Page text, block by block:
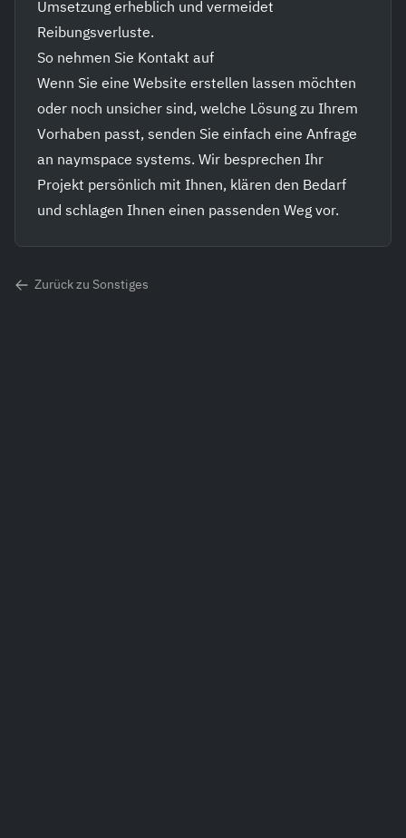
Umsetzung erheblich und vermeidet
Reibungsverluste.
So nehmen Sie Kontakt auf
Wenn Sie eine Website erstellen lassen möchten
oder noch unsicher sind, welche Lösung zu Ihrem
Vorhaben passt, senden Sie einfach eine Anfrage
an naymspace systems. Wir besprechen Ihr
Projekt persönlich mit Ihnen, klären den Bedarf
und schlagen Ihnen einen passenden Weg vor.
Zurück zu Sonstiges